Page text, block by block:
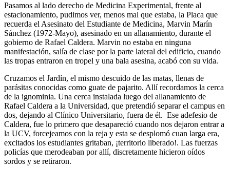
Pasamos al lado derecho de Medicina Experimental, frente al
estacionamiento, pudimos ver, menos mal que estaba, la Placa que
recuerda el Asesinato del Estudiante de Medicina, Marvin Marín
Sánchez (1972-Mayo), asesinado en un allanamiento, durante el
gobierno de Rafael Caldera. Marvin no estaba en ninguna
manifestación, salía de clase por la parte lateral del edificio, cuando
las tropas entraron en tropel y una bala asesina, acabó con su vida.
Cruzamos el Jardín, el mismo descuido de las matas, llenas de
parásitas conocidas como guate de pajarito. Allí recordamos la cerca
de la ignominia. Una cerca instalada luego del allanamiento de
Rafael Caldera a la Universidad, que pretendió separar el campus en
dos, dejando al Clínico Universitario, fuera de él. Ese adefesio de
Caldera, fue lo primero que desapareció cuando nos dejaron entrar a
la UCV, forcejeamos con la reja y esta se desplomó cuan larga era,
excitados los estudiantes gritaban, ¡territorio liberado!. Las fuerzas
policías que merodeaban por allí, discretamente hicieron oídos
sordos y se retiraron.